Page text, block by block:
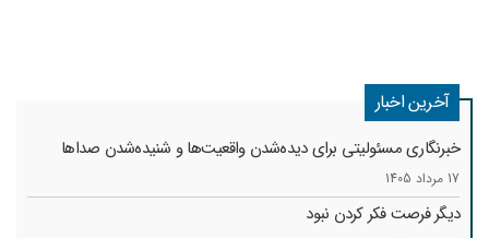
آخرین اخبار
خبرنگاری مسئولیتی برای دیده‌شدن واقعیت‌ها و شنیده‌شدن صداها
17 مرداد 1405
دیگر فرصت فکر کردن نبود